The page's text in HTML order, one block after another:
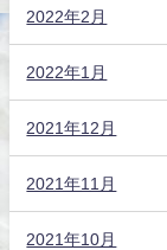
2022年2月
2022年1月
2021年12月
2021年11月
2021年10月